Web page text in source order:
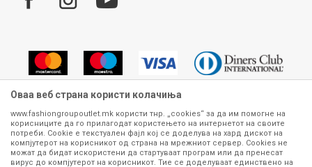
Плаќање
Сите информации околу производите кои се изложени на нашата
онлајн продавница се стремиме да бидат конкретни, точни и прецизни,
меѓутоа не можеме да гарантираме дека се без ниту една грешка или
Оваа веб страна користи колачиња
www.fashiongroupoutlet.mk користи тнр. „cookies“ за да им помогне на
корисниците да го прилагодат користењето на интернетот на своите
потреби. Cookie е текстуален фајл кој се доделува на хард дискот на
компјутерот на корисникот од страна на мрежниот сервер. Cookies не
можат да бидат искористени да стартуваат програм или да пренесат
вирус до компјутерот на корисникот. Тие се доделуваат единствено на